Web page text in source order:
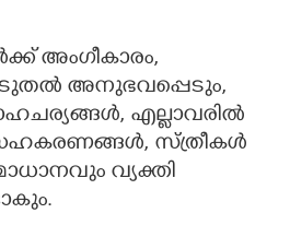
അംഗീകാരം,
അനുഭവപ്പെടും,
എല്ലാവരിൽ
സ്ത്രീകൾ
വ്യക്തി